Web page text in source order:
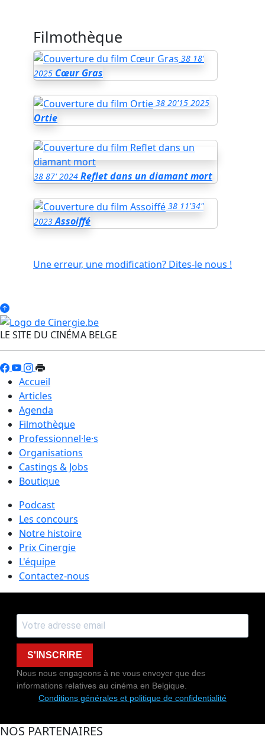
Filmothèque
38 18'
2025 Cœur Gras
38 20'15 2025
Ortie
38 87' 2024 Reflet dans un diamant mort
38 11'34"
2023 Assoiffé
Une erreur, une modification? Dites-le nous !
LE SITE DU CINÉMA BELGE
Accueil
Articles
Agenda
Filmothèque
Professionnel·le·s
Organisations
Castings & Jobs
Boutique
Podcast
Les concours
Notre histoire
Prix Cinergie
L'équipe
Contactez-nous
S'INSCRIRE
Nous nous engageons à ne vous envoyer que des
informations relatives au cinéma en Belgique.
Conditions générales et politique de confidentialité
NOS PARTENAIRES